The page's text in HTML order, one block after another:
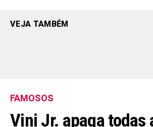
VEJA TAMBÉM
FAMOSOS
Vini Jr. apaga todas